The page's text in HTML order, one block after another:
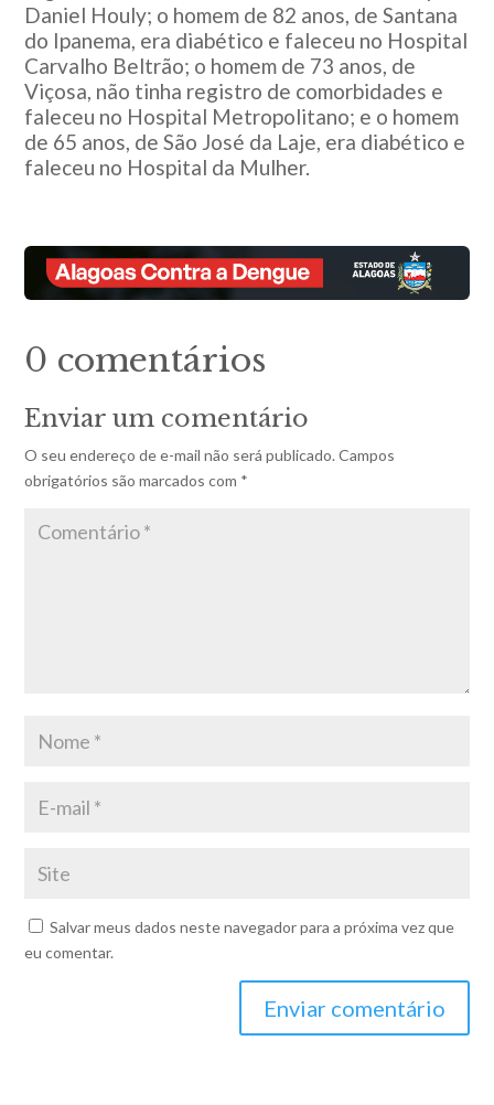
Daniel Houly; o homem de 82 anos, de Santana
do Ipanema, era diabético e faleceu no Hospital
Carvalho Beltrão; o homem de 73 anos, de
Viçosa, não tinha registro de comorbidades e
faleceu no Hospital Metropolitano; e o homem
de 65 anos, de São José da Laje, era diabético e
faleceu no Hospital da Mulher.
0 comentários
Enviar um comentário
O seu endereço de e-mail não será publicado. Campos
obrigatórios são marcados com *
Salvar meus dados neste navegador para a próxima vez que
eu comentar.
Enviar comentário